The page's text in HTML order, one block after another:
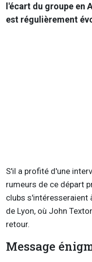
l'écart du groupe en
est régulièrement
S'il a profité d'une
rumeurs de ce départ
clubs s'intéresseraient
de Lyon, où John
retour.
Message